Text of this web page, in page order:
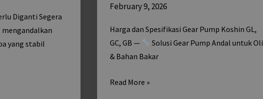
Diganti Segera
yang stabil
February 9, 2026
Harga dan Spesifikasi Gear Pump Koshin GL,
GC, GB —
Solusi Gear Pump Andal untuk Oli
& Bahan Bakar
Read More »